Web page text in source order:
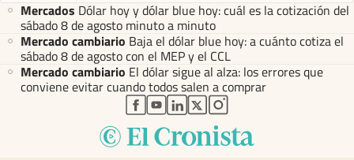
Mercados Dólar hoy y dólar blue hoy: cuál es la cotización del
sábado 8 de agosto minuto a minuto
Mercado cambiario Baja el dólar blue hoy: a cuánto cotiza el
sábado 8 de agosto con el MEP y el CCL
Mercado cambiario El dólar sigue al alza: los errores que
conviene evitar cuando todos salen a comprar
abre en nueva pestaña
abre en nueva pestaña
abre en nueva pestaña
abre en nueva pestaña
abre en nueva pestaña